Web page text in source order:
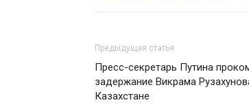
Предыдущая статья
Пресс-секретарь Путина
задержание Викрама
Казахстане